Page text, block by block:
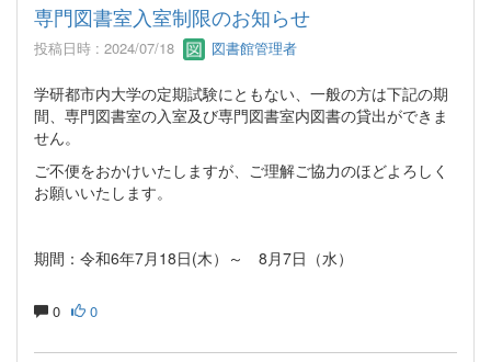
専門図書室入室制限のお知らせ
投稿日時 : 2024/07/18 図書館管理者
学研都市内大学の定期試験にともない、一般の方は下記の期
間、専門図書室の入室及び専門図書室内図書の貸出ができま
せん。
ご不便をおかけいたしますが、ご理解ご協力のほどよろしく
お願いいたします。
期間：令和6年7月18日(木）～ 8月7日（水）
0 0